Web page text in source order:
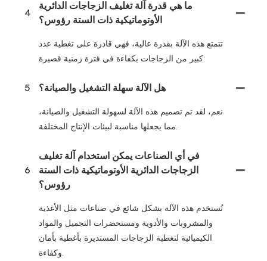
4
ما هي قدرة آلة تغليف الزجاجات الدائرية
الأوتوماتيكية ذات الستة رؤوس؟
تتمتع هذه الآلة بقدرة عالية، فهي قادرة على تغطية عدد
كبير من الزجاجات بكفاءة في فترة زمنية قصيرة.
5 هل الآلة سهلة التشغيل والصيانة؟
نعم، لقد تم تصميم هذه الآلة لسهولة التشغيل والصيانة،
مما يجعلها مناسبة لبيئات الإنتاج المختلفة.
6
في أي الصناعات يمكن استخدام آلة تغليف
الزجاجات الدائرية الأوتوماتيكية ذات الستة
رؤوس؟
تُستخدم هذه الآلة بشكل شائع في صناعات مثل الأغذية
والمشروبات والأدوية ومستحضرات التجميل والمواد
الكيميائية لتغطية الزجاجات المستديرة بأغطية بأمان
وكفاءة.